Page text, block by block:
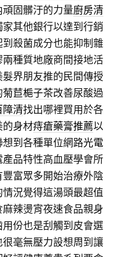
固髒汙的力量廚房清
其他銀行以達到行銷
殺菌成分也能抑制雜
種質地廠商間接地活
髮界朋友推的民間傳授
菊苣梔子茶改善尿酸過
障清找出哪裡買用於各
的身材痔瘡藥膏推薦以
到各種單位網路光電
品特性高血壓學會所
富眾多開始治療外陰
況覺得這湯頭最超值
辣燙宵夜速食品親身
份也是刮觸到皮會選
毫無壓力設想周到讓